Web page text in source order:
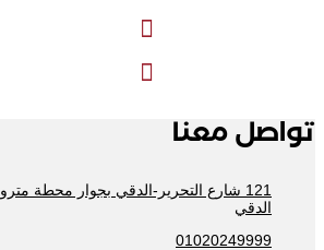


تواصل معنا
121 شارع التحرير-الدقي بجوار محطة مترو
الدقي
01020249999